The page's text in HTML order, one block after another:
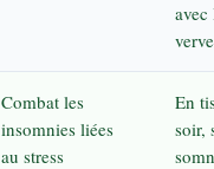
avec
Combat les
insomnies liées
au stress
En
soir,